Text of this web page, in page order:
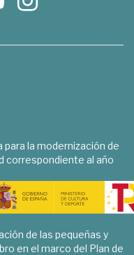
para la modernización de
correspondiente al año
de las pequeñas y
en el marco del Plan de